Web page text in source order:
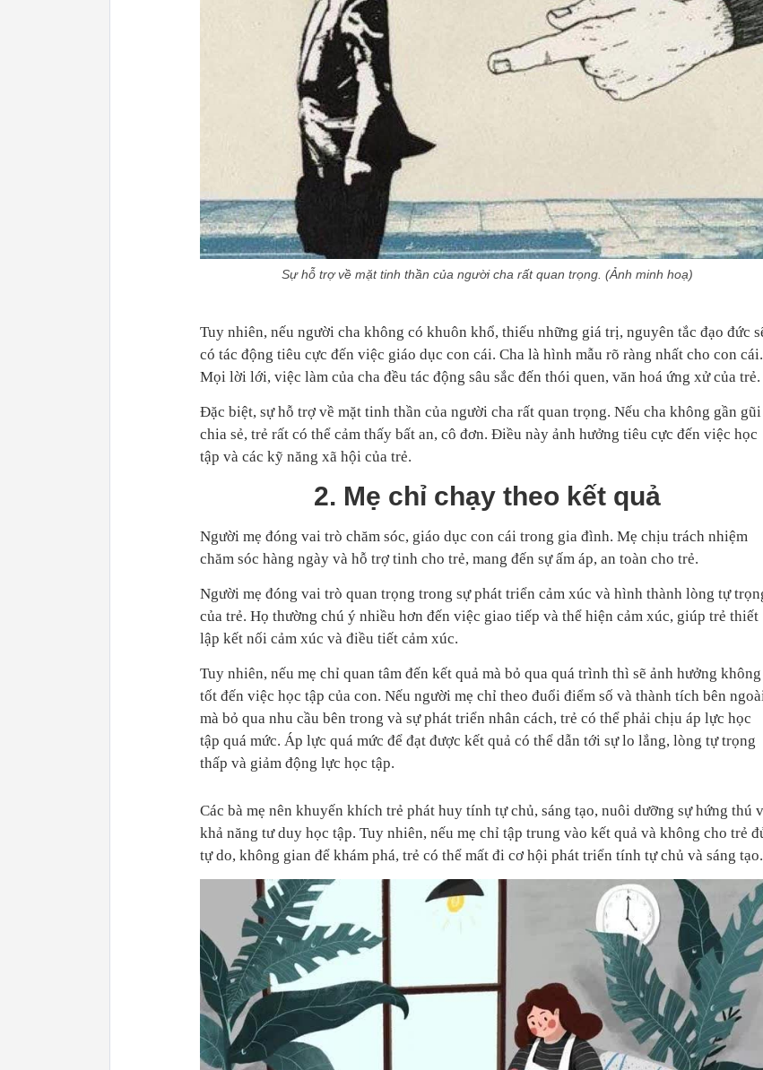
Sự hỗ trợ về mặt tinh thần của người cha rất quan trọng. (Ảnh minh hoạ)
Tuy nhiên, nếu người cha không có khuôn khổ, thiếu những giá trị, nguyên tắc đạo đức
có tác động tiêu cực đến việc giáo dục con cái. Cha là hình mẫu rõ ràng nhất cho con cái.
Mọi lời lới, việc làm của cha đều tác động sâu sắc đến thói quen, văn hoá ứng xử của trẻ.
Đặc biệt, sự hỗ trợ về mặt tinh thần của người cha rất quan trọng. Nếu cha không gần gũi
chia sẻ, trẻ rất có thể cảm thấy bất an, cô đơn. Điều này ảnh hưởng tiêu cực đến việc học
tập và các kỹ năng xã hội của trẻ.
2. Mẹ chỉ chạy theo kết quả
Người mẹ đóng vai trò chăm sóc, giáo dục con cái trong gia đình. Mẹ chịu trách nhiệm
chăm sóc hàng ngày và hỗ trợ tinh cho trẻ, mang đến sự ấm áp, an toàn cho trẻ.
Người mẹ đóng vai trò quan trọng trong sự phát triển cảm xúc và hình thành lòng tự
của trẻ. Họ thường chú ý nhiều hơn đến việc giao tiếp và thể hiện cảm xúc, giúp trẻ thiết
lập kết nối cảm xúc và điều tiết cảm xúc.
Tuy nhiên, nếu mẹ chỉ quan tâm đến kết quả mà bỏ qua quá trình thì sẽ ảnh hưởng không
tốt đến việc học tập của con. Nếu người mẹ chỉ theo đuổi điểm số và thành tích bên
mà bỏ qua nhu cầu bên trong và sự phát triển nhân cách, trẻ có thể phải chịu áp lực học
tập quá mức. Áp lực quá mức để đạt được kết quả có thể dẫn tới sự lo lắng, lòng tự trọng
thấp và giảm động lực học tập.
Các bà mẹ nên khuyến khích trẻ phát huy tính tự chủ, sáng tạo, nuôi dưỡng sự hứng thú
khả năng tư duy học tập. Tuy nhiên, nếu mẹ chỉ tập trung vào kết quả và không cho trẻ
tự do, không gian để khám phá, trẻ có thể mất đi cơ hội phát triển tính tự chủ và sáng tạo.